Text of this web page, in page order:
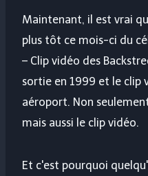
Maintenant, il est vrai
plus tôt ce mois-ci du
– Clip vidéo des
sortie en 1999 et le clip
aéroport. Non
mais aussi le clip vidéo.
Et c'est pourquoi